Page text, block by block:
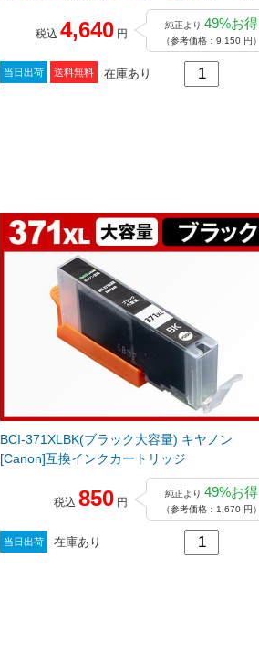
ク大容量) キヤノン[Canon]互換インクカー
トリッジ
税込 4,640 円
純正より 49%お得
（参考価格：9,150 円）
当日出荷 送料無料 在庫あり
BCI-371XLBK(ブラック大容量) キヤノン
[Canon]互換インクカートリッジ
税込 850 円
純正より 49%お得
（参考価格：1,670 円）
当日出荷 在庫あり